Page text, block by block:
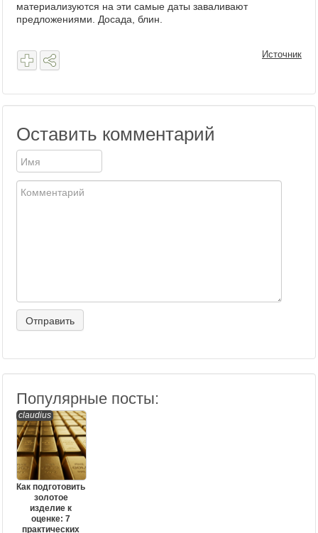
материализуются на эти самые даты заваливают
предложениями. Досада, блин.
Источник
Оставить комментарий
Популярные посты:
claudius
Как подготовить
золотое
изделие к
оценке: 7
практических